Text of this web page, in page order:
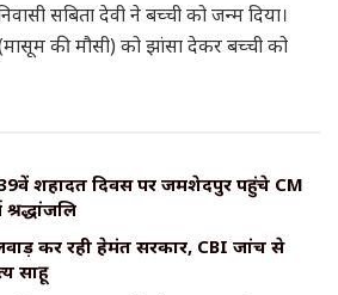
सबिता देवी ने बच्ची को जन्म दिया।
की मौसी) को झांसा देकर बच्ची को
शहादत दिवस पर जमशेदपुर पहुंचे CM
कर रही हेमंत सरकार, CBI जांच से
साहू